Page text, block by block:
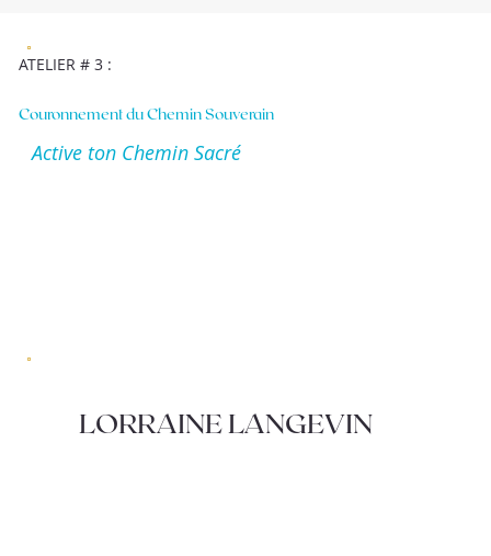
ATELIER # 3 :
Couronnement du Chemin Souverain
Active ton Chemin Sacré
LORRAINE LANGEVIN